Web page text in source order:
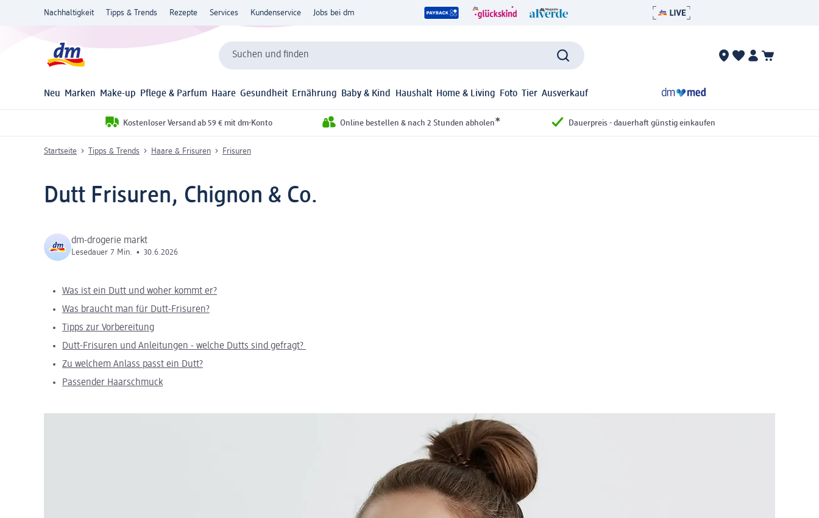
Nachhaltigkeit Tipps & Trends Rezepte Services Kundenservice Jobs bei dm
Suchen und finden
Neu Marken Make-up Pflege & Parfum Haare Gesundheit Ernährung Baby & Kind Haushalt Home & Living Foto Tier Ausverkauf
Kostenloser Versand ab 59 € mit dm-Konto Online bestellen & nach 2 Stunden abholen* Dauerpreis - dauerhaft günstig einkaufen
Startseite Tipps & Trends Haare & Frisuren Frisuren
Dutt Frisuren, Chignon & Co.
dm-drogerie markt
Lesedauer 7 Min. • 30.6.2026
Was ist ein Dutt und woher kommt er?
Was braucht man für Dutt-Frisuren?
Tipps zur Vorbereitung
Dutt-Frisuren und Anleitungen - welche Dutts sind gefragt?
Zu welchem Anlass passt ein Dutt?
Passender Haarschmuck